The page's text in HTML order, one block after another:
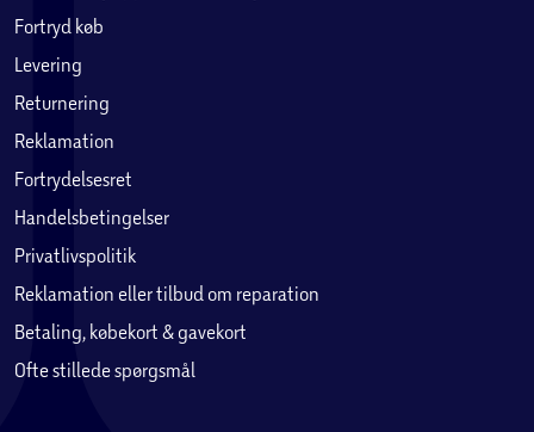
Fortryd køb
Levering
Returnering
Reklamation
Fortrydelsesret
Handelsbetingelser
Privatlivspolitik
Reklamation eller tilbud om reparation
Betaling, købekort & gavekort
Ofte stillede spørgsmål